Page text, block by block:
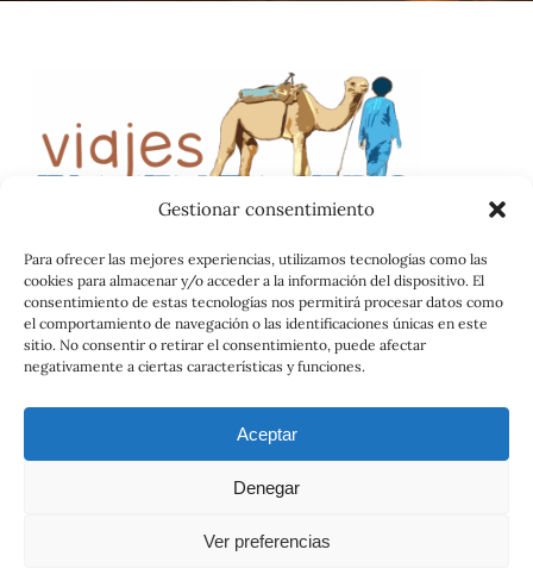
Gestionar consentimiento
Para ofrecer las mejores experiencias, utilizamos tecnologías como las
cookies para almacenar y/o acceder a la información del dispositivo. El
consentimiento de estas tecnologías nos permitirá procesar datos como
el comportamiento de navegación o las identificaciones únicas en este
sitio. No consentir o retirar el consentimiento, puede afectar
negativamente a ciertas características y funciones.
Aceptar
Denegar
Ver preferencias
Catálogo
Condiciones Generales